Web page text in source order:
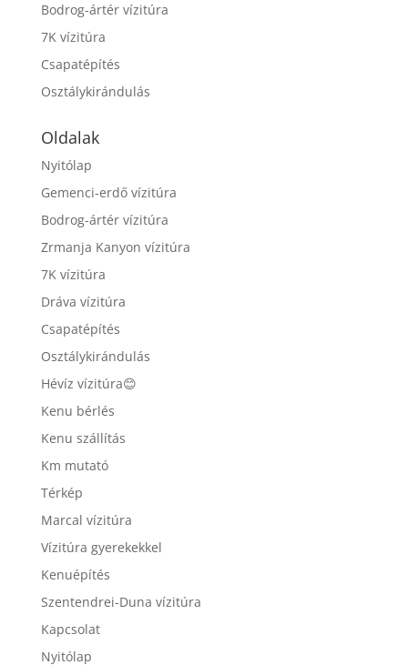
Bodrog-ártér vízitúra
7K vízitúra
Csapatépítés
Osztálykirándulás
Oldalak
Nyitólap
Gemenci-erdő vízitúra
Bodrog-ártér vízitúra
Zrmanja Kanyon vízitúra
7K vízitúra
Dráva vízitúra
Csapatépítés
Osztálykirándulás
Hévíz vízitúra😊
Kenu bérlés
Kenu szállítás
Km mutató
Térkép
Marcal vízitúra
Vízitúra gyerekekkel
Kenuépítés
Szentendrei-Duna vízitúra
Kapcsolat
Nyitólap